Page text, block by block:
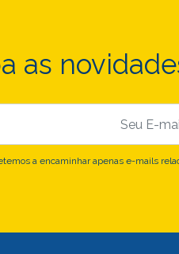
as
a encaminhar apenas e-mails